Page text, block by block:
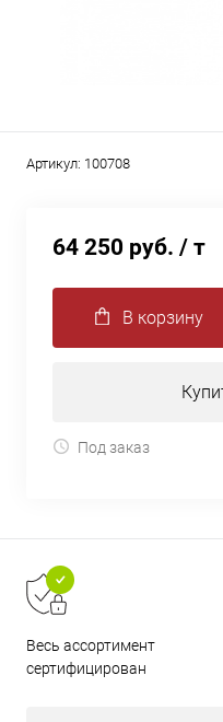
Артикул: 100708
64 250 руб. / т
В корзину
Под заказ
Весь ассортимент
сертифицирован